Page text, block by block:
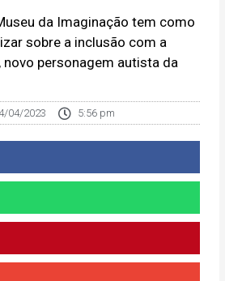
da Imaginação tem como
sobre a inclusão com a
novo personagem autista da
04/2023 5:56 pm